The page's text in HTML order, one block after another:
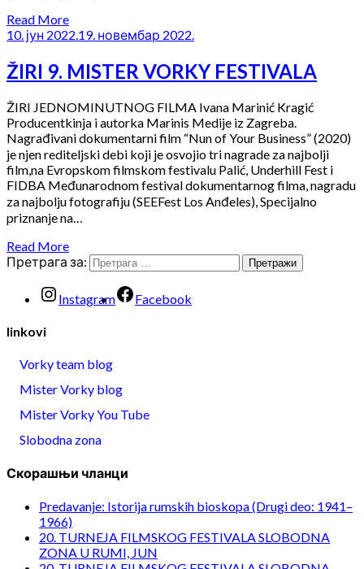
Read More
10. јун 2022.19. новембар 2022.
ŽIRI 9. MISTER VORKY FESTIVALA
ŽIRI JEDNOMINUTNOG FILMA Ivana Marinić Kragić
Producentkinja i autorka Marinis Medije iz Zagreba.
Nagrađivani dokumentarni film “Nun of Your Business” (2020)
je njen rediteljski debi koji je osvojio tri nagrade za najbolji
film,na Evropskom filmskom festivalu Palić, Underhill Fest i
FIDBA Međunarodnom festival dokumentarnog filma, nagradu
za najbolju fotografiju (SEEFest Los Anđeles), Specijalno
priznanje na…
Read More
Претрага за:
Instagram Facebook
linkovi
Vorky team blog
Mister Vorky blog
Mister Vorky You Tube
Slobodna zona
Скорашњи чланци
Predavanje: Istorija rumskih bioskopa (Drugi deo: 1941–
1966)
20. TURNEJA FILMSKOG FESTIVALA SLOBODNA
ZONA U RUMI, JUN